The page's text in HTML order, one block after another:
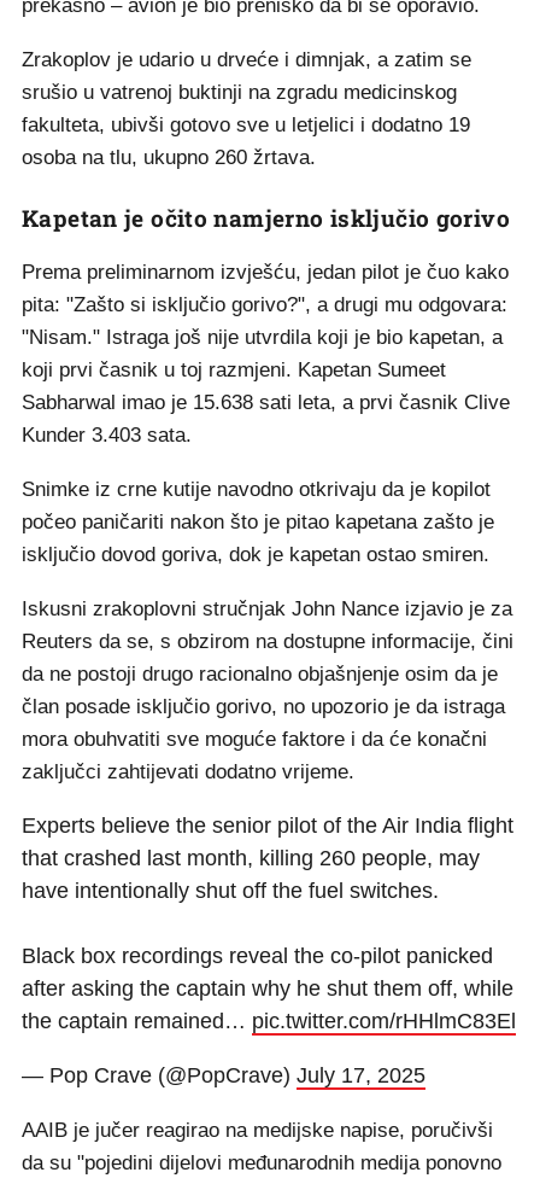
prekasno – avion je bio prenisko da bi se oporavio.
Zrakoplov je udario u drveće i dimnjak, a zatim se
srušio u vatrenoj buktinji na zgradu medicinskog
fakulteta, ubivši gotovo sve u letjelici i dodatno 19
osoba na tlu, ukupno 260 žrtava.
Kapetan je očito namjerno isključio gorivo
Prema preliminarnom izvješću, jedan pilot je čuo kako
pita: "Zašto si isključio gorivo?", a drugi mu odgovara:
"Nisam." Istraga još nije utvrdila koji je bio kapetan, a
koji prvi časnik u toj razmjeni. Kapetan Sumeet
Sabharwal imao je 15.638 sati leta, a prvi časnik Clive
Kunder 3.403 sata.
Snimke iz crne kutije navodno otkrivaju da je kopilot
počeo paničariti nakon što je pitao kapetana zašto je
isključio dovod goriva, dok je kapetan ostao smiren.
Iskusni zrakoplovni stručnjak John Nance izjavio je za
Reuters da se, s obzirom na dostupne informacije, čini
da ne postoji drugo racionalno objašnjenje osim da je
član posade isključio gorivo, no upozorio je da istraga
mora obuhvatiti sve moguće faktore i da će konačni
zaključci zahtijevati dodatno vrijeme.
Experts believe the senior pilot of the Air India flight
that crashed last month, killing 260 people, may
have intentionally shut off the fuel switches.
Black box recordings reveal the co-pilot panicked
after asking the captain why he shut them off, while
the captain remained… pic.twitter.com/rHHlmC83El
— Pop Crave (@PopCrave) July 17, 2025
AAIB je jučer reagirao na medijske napise, poručivši
da su "pojedini dijelovi međunarodnih medija ponovno